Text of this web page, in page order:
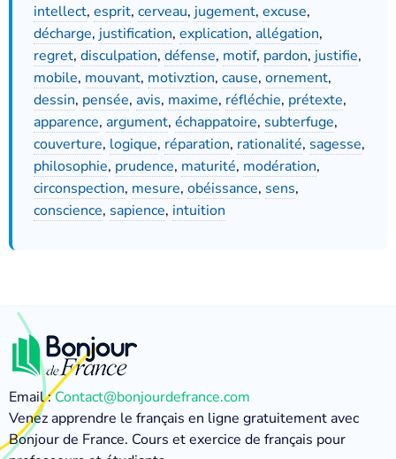
intellect, esprit, cerveau, jugement, excuse,
décharge, justification, explication, allégation,
regret, disculpation, défense, motif, pardon, justifie,
mobile, mouvant, motivztion, cause, ornement,
dessin, pensée, avis, maxime, réfléchie, prétexte,
apparence, argument, échappatoire, subterfuge,
couverture, logique, réparation, rationalité, sagesse,
philosophie, prudence, maturité, modération,
circonspection, mesure, obéissance, sens,
conscience, sapience, intuition
Email :Contact@bonjourdefrance.com
Venez apprendre le français en ligne gratuitement avec
Bonjour de France. Cours et exercice de français pour